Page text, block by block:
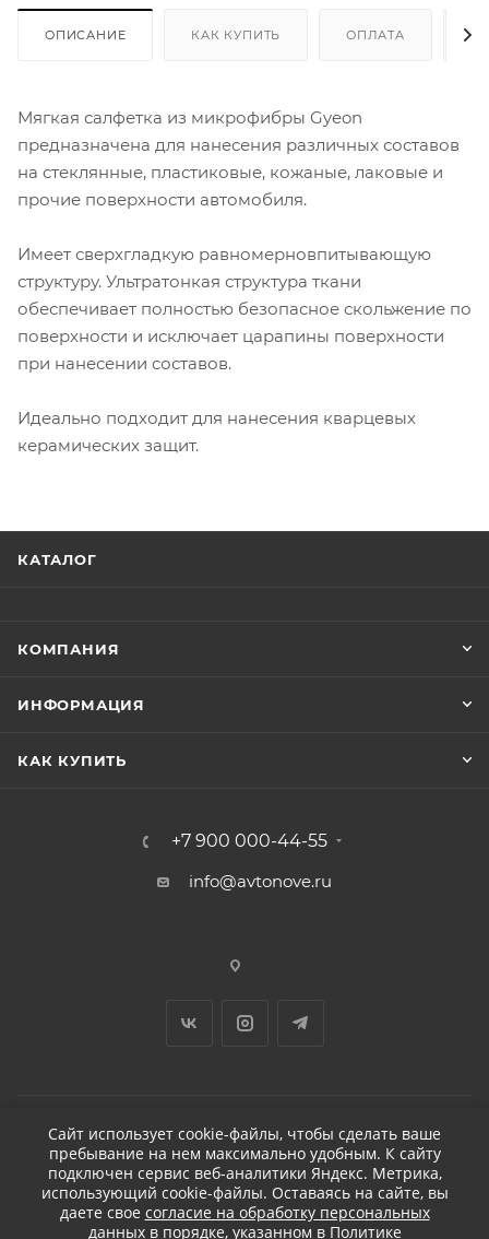
ОПИСАНИЕ КАК КУПИТЬ ОПЛАТА
Мягкая салфетка из микрофибры Gyeon
предназначена для нанесения различных составов
на стеклянные, пластиковые, кожаные, лаковые и
прочие поверхности автомобиля.
Имеет сверхгладкую равномерновпитывающую
структуру. Ультратонкая структура ткани
обеспечивает полностью безопасное скольжение по
поверхности и исключает царапины поверхности
при нанесении составов.
Идеально подходит для нанесения кварцевых
керамических защит.
КАТАЛОГ
КОМПАНИЯ
ИНФОРМАЦИЯ
КАК КУПИТЬ
+7 900 000-44-55
info@avtonove.ru
2026 © ДЕТЕЙЛИНГ-МАРКЕТ АВТОНОВЬЕ
Сайт использует cookie-файлы, чтобы сделать ваше
пребывание на нем максимально удобным. К cайту
подключен сервис веб-аналитики Яндекс. Метрика,
использующий cookie-файлы. Оставаясь на сайте, вы
даете свое согласие на обработку персональных
данныхв порядке, указанном в Политике